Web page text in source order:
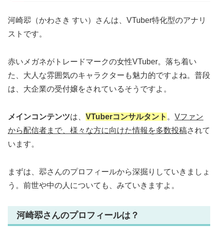
河崎翆（かわさき すい）さんは、VTuber特化型のアナリ
ストです。
赤いメガネがトレードマークの女性VTuber。落ち着い
た、大人な雰囲気のキャラクターも魅力的ですよね。普段
は、大企業の受付嬢をされているそうですよ。
メインコンテンツは、 VTuberコンサルタント 。 Vファン
から配信者まで、様々な方に向けた情報を多数投稿されて
います。
まずは、翆さんのプロフィールから深掘りしていきましょ
う。前世や中の人についても、みていきますよ。
河崎翆さんのプロフィールは？